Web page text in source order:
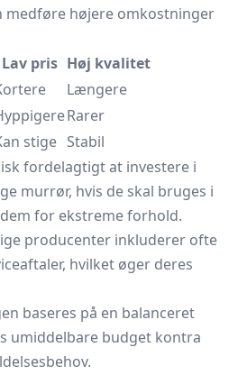
medføre højere omkostninger
Lav pris Høj kvalitet
Længere
Rarer
stige Stabil
fordelagtigt at investere i
murrør, hvis de skal bruges i
for ekstreme forhold.
producenter inkluderer ofte
hvilket øger deres
baseres på en balanceret
umiddelbare budget kontra